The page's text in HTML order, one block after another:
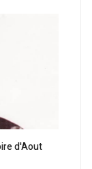
d'Aout